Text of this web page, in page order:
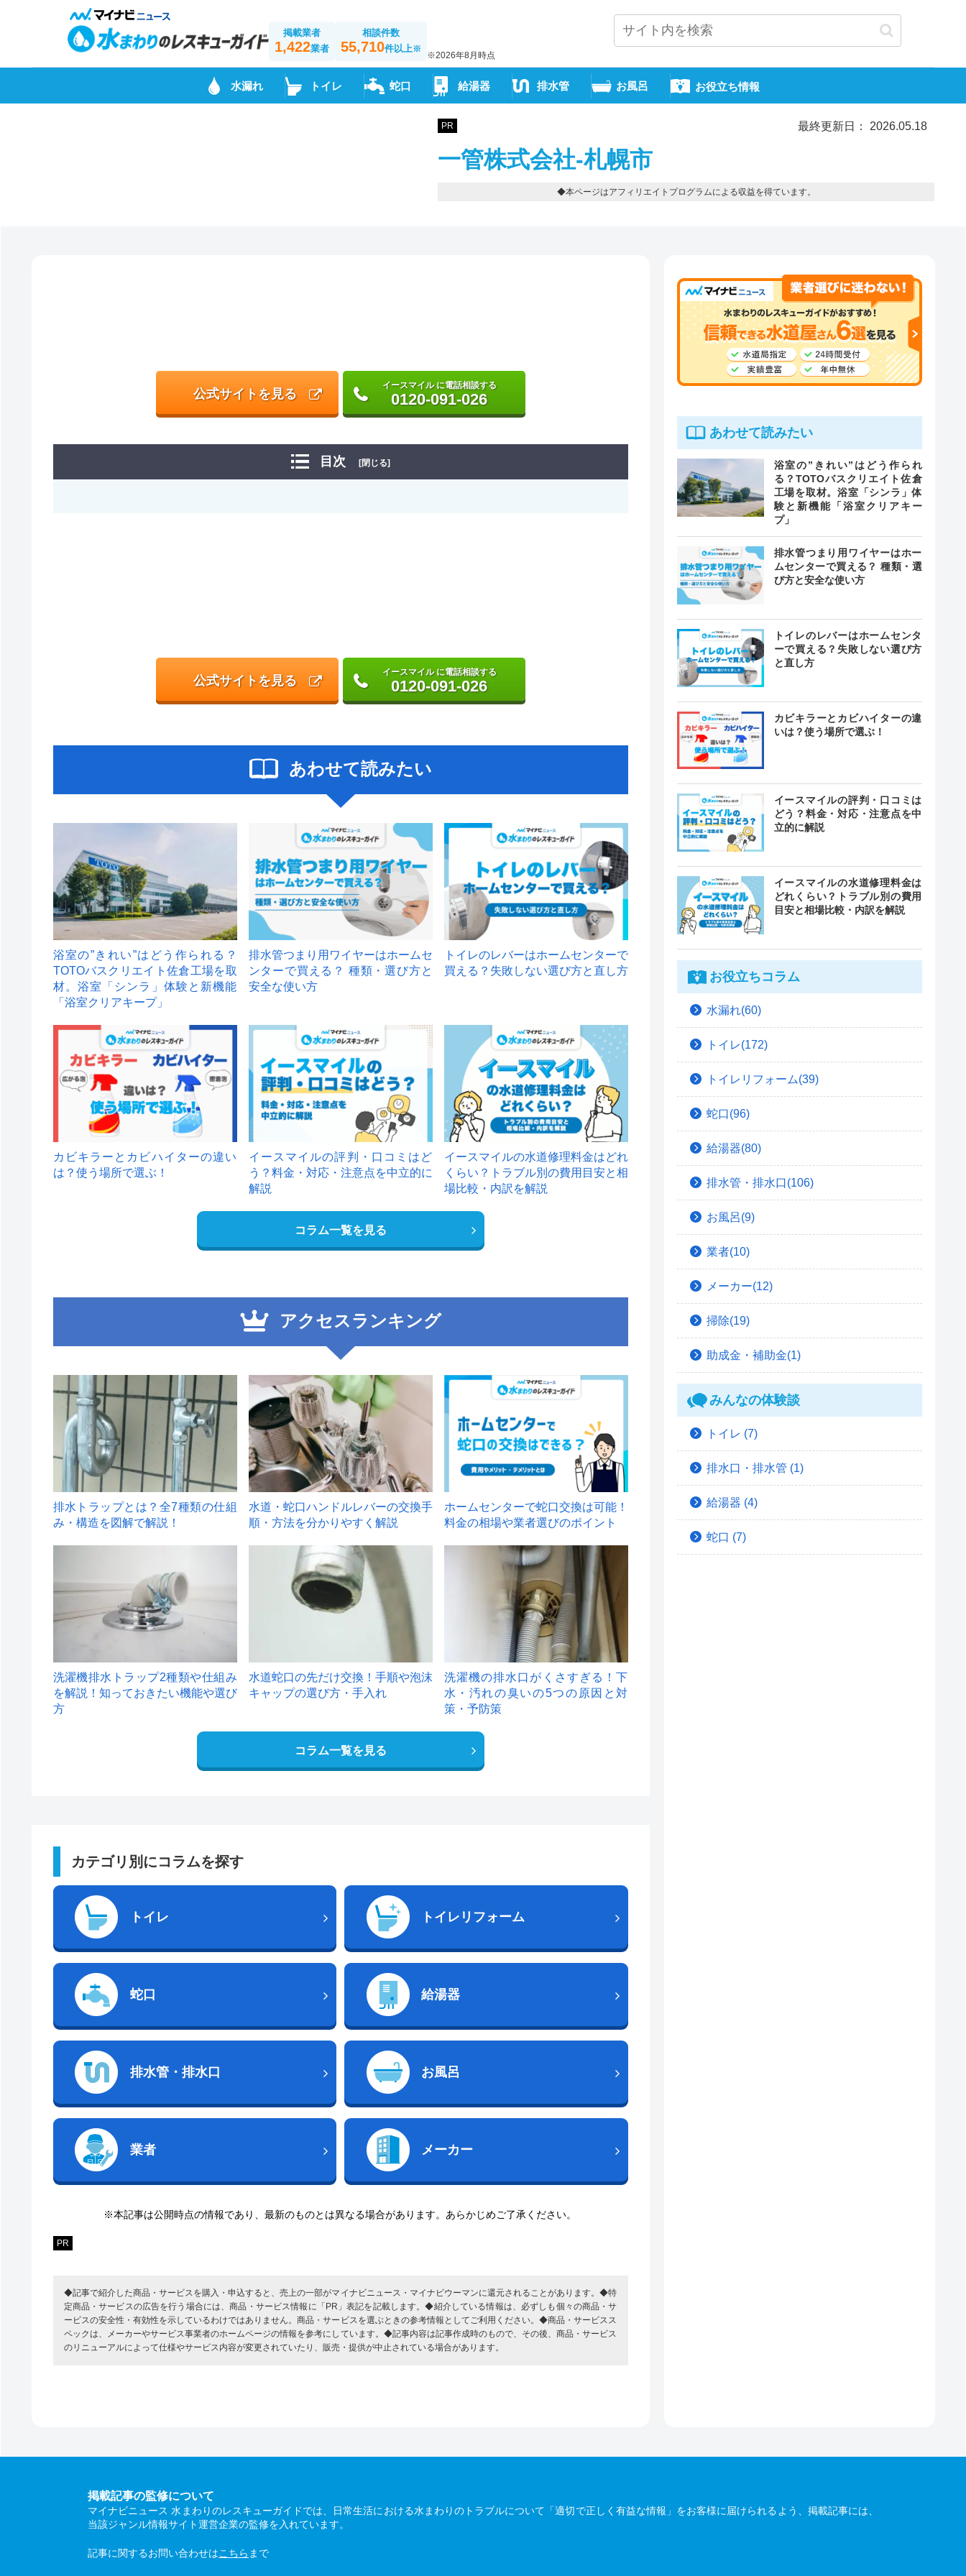
掲載業者
1,422業者
相談件数
55,710件以上※
※2026年8月時点
水漏れ トイレ 蛇口 給湯器 排水管 お風呂 お役立ち情報
PR 最終更新日： 2026.05.18
一管株式会社-札幌市
◆本ページはアフィリエイトプログラムによる収益を得ています。
公式サイトを見る
イースマイル に電話相談する
0120-091-026
目次 [閉じる]
公式サイトを見る
イースマイル に電話相談する
0120-091-026
あわせて読みたい
浴室の”きれい”はどう作られる？
TOTOバスクリエイト佐倉工場を取
材。浴室「シンラ」体験と新機能
「浴室クリアキープ」
排水管つまり用ワイヤーはホームセ
ンターで買える？ 種類・選び方と
安全な使い方
トイレのレバーはホームセンターで
買える？失敗しない選び方と直し方
カビキラーとカビハイターの違い
は？使う場所で選ぶ！
イースマイルの評判・口コミはど
う？料金・対応・注意点を中立的に
解説
イースマイルの水道修理料金はどれ
くらい？トラブル別の費用目安と相
場比較・内訳を解説
コラム一覧を見る
アクセスランキング
1
排水トラップとは？全7種類の仕組
み・構造を図解で解説！
2
水道・蛇口ハンドルレバーの交換手
順・方法を分かりやすく解説
ホームセンターで蛇口交換は可能！
料金の相場や業者選びのポイント
洗濯機排水トラップ2種類や仕組み
を解説！知っておきたい機能や選び
方
水道蛇口の先だけ交換！手順や泡沫
キャップの選び方・手入れ
洗濯機の排水口がくさすぎる！下
水・汚れの臭いの5つの原因と対
策・予防策
コラム一覧を見る
カテゴリ別にコラムを探す
トイレ トイレリフォーム
蛇口 給湯器
排水管・排水口 お風呂
業者 メーカー
※本記事は公開時点の情報であり、最新のものとは異なる場合があります。あらかじめご了承ください。
PR
◆記事で紹介した商品・サービスを購入・申込すると、売上の一部がマイナビニュース・マイナビウーマンに還元されることがあります。◆特
定商品・サービスの広告を行う場合には、商品・サービス情報に「PR」表記を記載します。◆紹介している情報は、必ずしも個々の商品・サ
ービスの安全性・有効性を示しているわけではありません。商品・サービスを選ぶときの参考情報としてご利用ください。◆商品・サービスス
ペックは、メーカーやサービス事業者のホームページの情報を参考にしています。◆記事内容は記事作成時のもので、その後、商品・サービス
のリニューアルによって仕様やサービス内容が変更されていたり、販売・提供が中止されている場合があります。
あわせて読みたい
浴室の”きれい”はどう作られ
る？TOTOバスクリエイト佐倉
工場を取材。浴室「シンラ」体
験と新機能「浴室クリアキー
プ」
排水管つまり用ワイヤーはホー
ムセンターで買える？ 種類・選
び方と安全な使い方
トイレのレバーはホームセンタ
ーで買える？失敗しない選び方
と直し方
カビキラーとカビハイターの違
いは？使う場所で選ぶ！
イースマイルの評判・口コミは
どう？料金・対応・注意点を中
立的に解説
イースマイルの水道修理料金は
どれくらい？トラブル別の費用
目安と相場比較・内訳を解説
お役立ちコラム
水漏れ(60)
トイレ(172)
トイレリフォーム(39)
蛇口(96)
給湯器(80)
排水管・排水口(106)
お風呂(9)
業者(10)
メーカー(12)
掃除(19)
助成金・補助金(1)
みんなの体験談
トイレ (7)
排水口・排水管 (1)
給湯器 (4)
蛇口 (7)
掲載記事の監修について
マイナビニュース 水まわりのレスキューガイドでは、日常生活における水まわりのトラブルについて「適切で正しく有益な情報」をお客様に届けられるよう、掲載記事には、
当該ジャンル情報サイト運営企業の監修を入れています。
記事に関するお問い合わせはこちら まで